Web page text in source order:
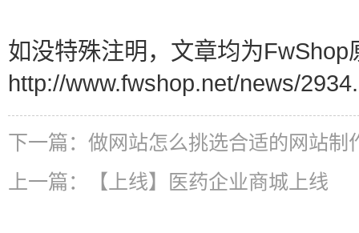
如没特殊注明，文章均为FwShop
http://www.fwshop.net/news/
下一篇： 做网站怎么挑选合适的网站制
上一篇：
【上线】医药企业商城上线